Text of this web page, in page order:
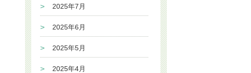
2025年7月
2025年6月
2025年5月
2025年4月